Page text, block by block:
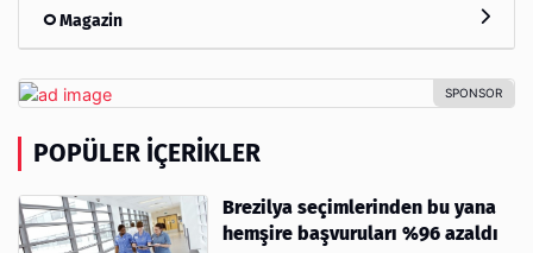
Magazin
POPÜLER İÇERIKLER
Brezilya seçimlerinden bu yana
hemşire başvuruları %96 azaldı